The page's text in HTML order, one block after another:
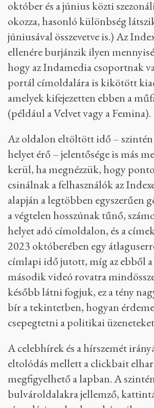
október és a június közti
okozza, hasonló különbség
júniusával összevetve is.) Az
ellenére burjánzik ilyen
hogy az Indamedia csoportnak
portál címoldalára is kikötött
amelyek kifejezetten ebben a
(például a Velvet vagy a Femina).
Az oldalon eltöltött idő – szintén
helyet érő – jelentősége is más
kerül, ha megnézzük, hogy
csinálnak a felhasználók az
alapján a legtöbben egyszerűen
a végtelen hosszúnak tűnő,
helyet adó címoldalon, és a
2023 októberében egy
címlapi idő jutott, míg az ebből
második videó rovatra
később látni fogjuk, ez a tény
bír a tekintetben, hogyan
csepegtetni a politikai
A celebhírek és a hírszemét
eltolódás mellett a clickbait
megfigyelhető a lapban. A
bulvároldalakra jellemző,